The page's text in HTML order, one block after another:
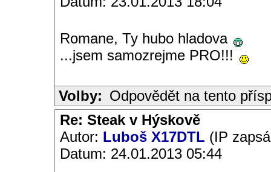
Romane, Ty hubo hladova
...jsem samozrejme PRO!!!
Volby: Odpovědět na tento
Re: Steak v Hýskově
Autor: Luboš X17DTL (IP
Datum: 24.01.2013 05:44